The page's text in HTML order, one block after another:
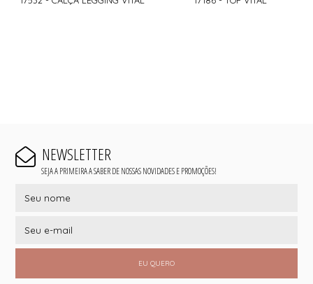
NEWSLETTER
SEJA A PRIMEIRA A SABER DE NOSSAS NOVIDADES E PROMOÇÕES!
EU QUERO